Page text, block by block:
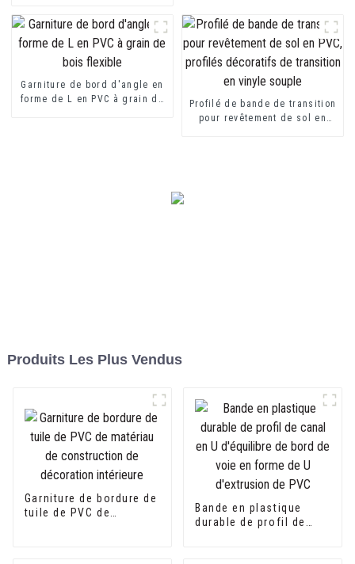
Garniture de bord d'angle en
forme de L en PVC à grain de
Profilé de bande de transition
pour revêtement de sol en
Produits Les Plus Vendus
Garniture de bordure de
tuile de PVC de
Bande en plastique
durable de profil de